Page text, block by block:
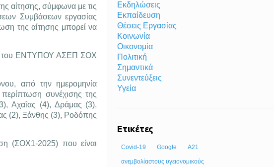
αίτησης, σύμφωνα με τις
Συμβάσεων εργασίας
της αίτησης μπορεί να
του ΕΝΤΥΠΟΥ ΑΣΕΠ ΣΟΧ
από την ημερομηνία
συνέχισης της
Αχαΐας (4), Δράμας (3),
(2), Ξάνθης (3), Ροδόπης
(ΣΟΧ1-2025) που είναι
Εκδηλώσεις
Εκπαίδευση
Θέσεις Εργασίας
Κοινωνία
Οικονομία
Πολιτική
Σημαντικά
Συνεντεύξεις
Υγεία
Ετικέτες
Covid-19 Google Α21
ανεμβολίαστους υγειονομικούς